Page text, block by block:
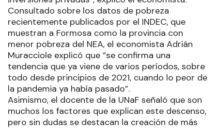
Consultado sobre los datos de pobreza
recientemente publicados por el INDEC, que
muestran a Formosa como la provincia con
menor pobreza del NEA, el economista Adrián
Muracciole explicó que “se confirma una
tendencia que ya viene de varios períodos, sobre
todo desde principios de 2021, cuando lo peor de
la pandemia ya había pasado”.
Asimismo, el docente de la UNaF señaló que son
muchos los factores que explican este descenso,
pero sin dudas se destacan la creación de más